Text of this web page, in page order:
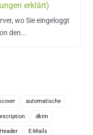
automatische
dkim
E-Mails
erklärt)
wo Sie eingeloggt
den...